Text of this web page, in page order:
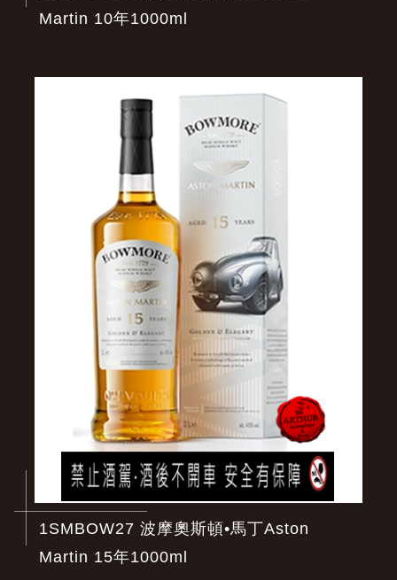
Martin 10年1000ml
1SMBOW27 波摩奧斯頓•馬丁Aston
Martin 15年1000ml